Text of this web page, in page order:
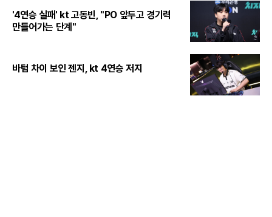
'4연승 실패' kt 고동빈, "PO 앞두고 경기력
만들어가는 단계"
바텀 차이 보인 젠지, kt 4연승 저지